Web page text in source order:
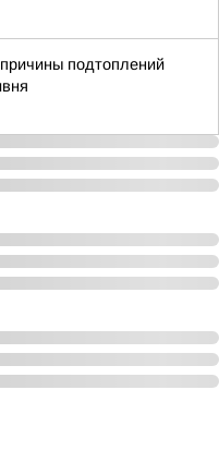
подтоплений